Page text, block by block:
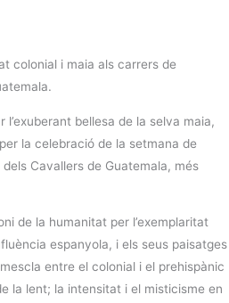
colonial i maia als carrers de
bellesa de la selva maia,
la celebració de la setmana de
Cavallers de Guatemala, més
de la humanitat per l’exemplaritat
espanyola, i els seus paisatges
entre el colonial i el prehispànic
la lent; la intensitat i el misticisme en